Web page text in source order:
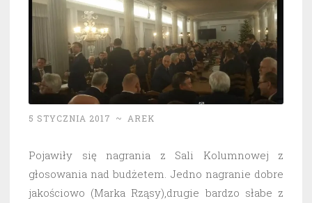
5 STYCZNIA 2017 ~ AREK
Pojawiły się nagrania z Sali Kolumnowej z
głosowania nad budżetem. Jedno nagranie dobre
jakościowo (Marka Rząsy),drugie bardzo słabe z